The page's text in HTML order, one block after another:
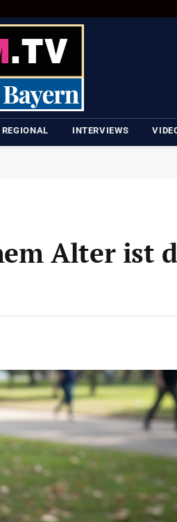
REGIONAL INTERVIEWS
Alter ist